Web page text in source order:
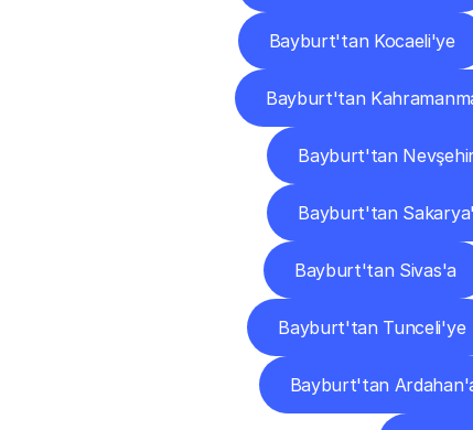
Bayburt'tan Kocaeli'ye
Bayburt'tan
Bayburt'tan
Bayburt'tan
Bayburt'tan Sivas'a
Bayburt'tan Tunceli'ye
Bayburt'tan